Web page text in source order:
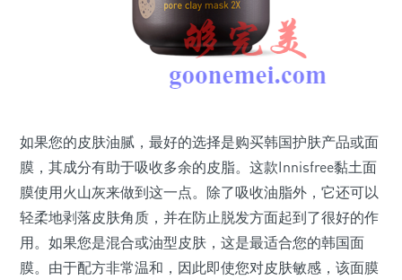
如果您的皮肤油腻，最好的选择是购买韩国护肤产品或面
膜，其成分有助于吸收多余的皮脂。这款Innisfree黏土面
膜使用火山灰来做到这一点。除了吸收油脂外，它还可以
轻柔地剥落皮肤角质，并在防止脱发方面起到了很好的作
用。如果您是混合或油型皮肤，这是最适合您的韩国面
膜。由于配方非常温和，因此即使您对皮肤敏感，该面膜